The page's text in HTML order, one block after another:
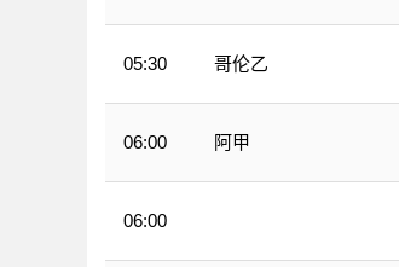
05:30 哥伦乙
06:00 阿甲
06:00